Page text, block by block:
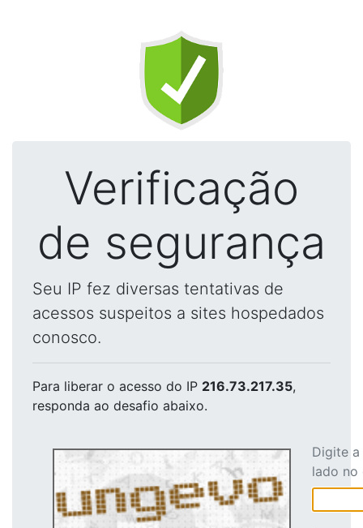
Verificação
de segurança
Seu IP fez diversas tentativas de
acessos suspeitos a sites hospedados
conosco.
Para liberar o acesso do IP 216.73.217.35,
responda ao desafio abaixo.
Digite
lado no